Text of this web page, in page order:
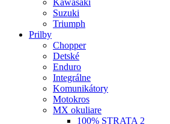
Kawasaki
Suzuki
Triumph
Prilby
Chopper
Detské
Enduro
Integrálne
Komunikátory
Motokros
MX okuliare
100% STRATA 2